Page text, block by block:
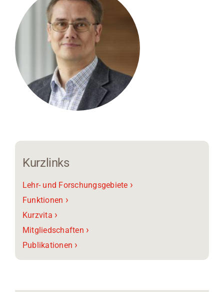
Stellenangebote
News
Veranstaltungen
Kurzlinks
Lehr- und Forschungsgebiete ›
Funktionen ›
Kurzvita ›
Mitgliedschaften ›
Publikationen ›